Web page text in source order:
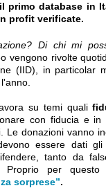
il primo database in
profit verificate.
Di chi mi
vengono rivolte
(IID), in particolar
su temi quali
con fiducia e in
Le donazioni vanno
essere dati
tanto da
Proprio per questo
sorprese”.